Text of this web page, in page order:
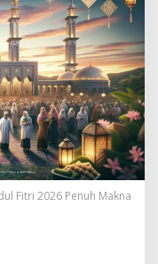
Fitri 2026 Penuh Makna